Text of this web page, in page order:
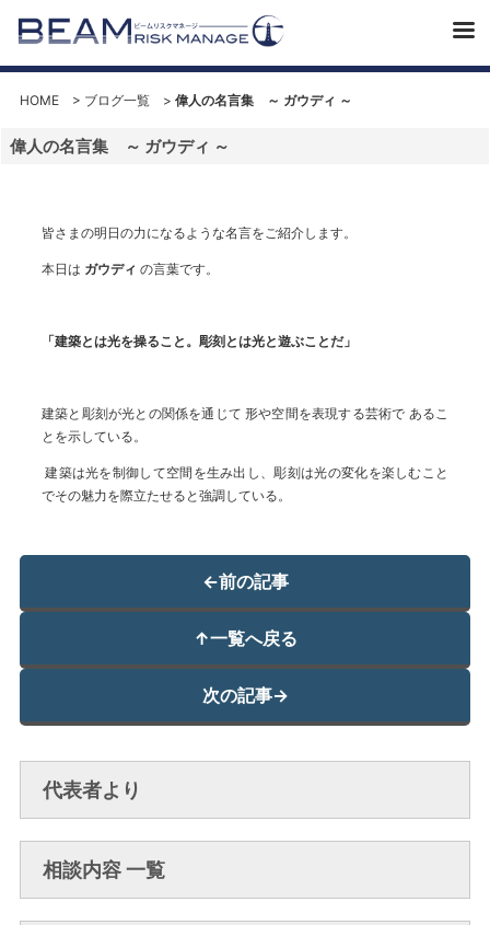
HOME> ブログ一覧> 偉人の名言集 ～ ガウディ ～
偉人の名言集 ～ ガウディ ～
皆さまの明日の力になるような名言をご紹介します。
本日は ガウディ の言葉です。
「建築とは光を操ること。彫刻とは光と遊ぶことだ」
建築と彫刻が光との関係を通じて 形や空間を表現する芸術で あるこ
とを示している。
建築は光を制御して空間を生み出し、彫刻は光の変化を楽しむこと
でその魅力を際立たせると強調している。
←前の記事
↑一覧へ戻る
次の記事→
代表者より
相談内容 一覧